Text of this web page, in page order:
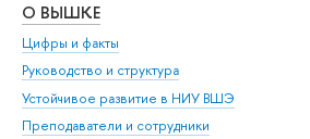
О ВЫШКЕ
Цифры и факты
Руководство и структура
Устойчивое развитие в НИУ ВШЭ
Преподаватели и сотрудники